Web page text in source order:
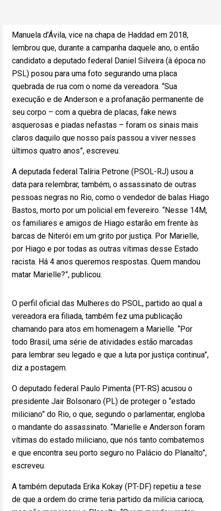
Manuela d’Ávila, vice na chapa de Haddad em 2018,
lembrou que, durante a campanha daquele ano, o então
candidato a deputado federal Daniel Silveira (à época no
PSL) posou para uma foto segurando uma placa
quebrada de rua com o nome da vereadora. “Sua
execução e de Anderson e a profanação permanente de
seu corpo – com a quebra de placas, fake news
asquerosas e piadas nefastas – foram os sinais mais
claros daquilo que nosso país passou a viver nesses
últimos quatro anos”, escreveu.
A deputada federal Talíria Petrone (PSOL-RJ) usou a
data para relembrar, também, o assassinato de outras
pessoas negras no Rio, como o vendedor de balas Hiago
Bastos, morto por um policial em fevereiro. “Nesse 14M,
os familiares e amigos de Hiago estarão em frente às
barcas de Niterói em um grito por justiça. Por Marielle,
por Hiago e por todas as outras vítimas desse Estado
racista. Há 4 anos queremos respostas. Quem mandou
matar Marielle?”, publicou.
O perfil oficial das Mulheres do PSOL, partido ao qual a
vereadora era filiada, também fez uma publicação
chamando para atos em homenagem a Marielle. “Por
todo Brasil, uma série de atividades estão marcadas
para lembrar seu legado e que a luta por justiça continua”,
diz a postagem.
O deputado federal Paulo Pimenta (PT-RS) acusou o
presidente Jair Bolsonaro (PL) de proteger o “estado
miliciano” do Rio, o que, segundo o parlamentar, engloba
o mandante do assassinato. “Marielle e Anderson foram
vítimas do estado miliciano, que nós tanto combatemos
e que encontra seu porto seguro no Palácio do Planalto”,
escreveu.
A também deputada Erika Kokay (PT-DF) repetiu a tese
de que a ordem do crime teria partido da milícia carioca,